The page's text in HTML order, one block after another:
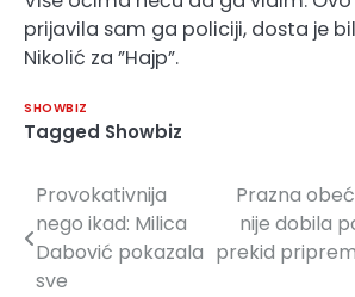
prijavila sam ga policiji, dosta je
Nikolić za ”Hajp”.
SHOWBIZ
Tagged Showbiz
Navigacija
članaka
Provokativnija
nego ikad: Milica
Dabović pokazala
sve
Prazna
nije dobila
prekid